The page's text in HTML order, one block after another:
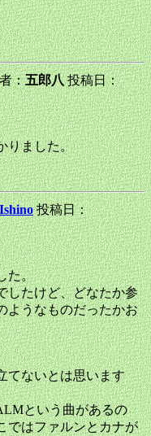
：五郎八投稿日：
りました。
Ishino 投稿日：
た。
したけど、どなたか参
ようなものだったかお
てないとは思います
という曲があるの
ではファルンとカナが